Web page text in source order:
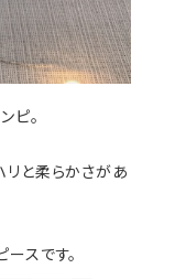
ピ。
リと柔らかさがあ
スです。